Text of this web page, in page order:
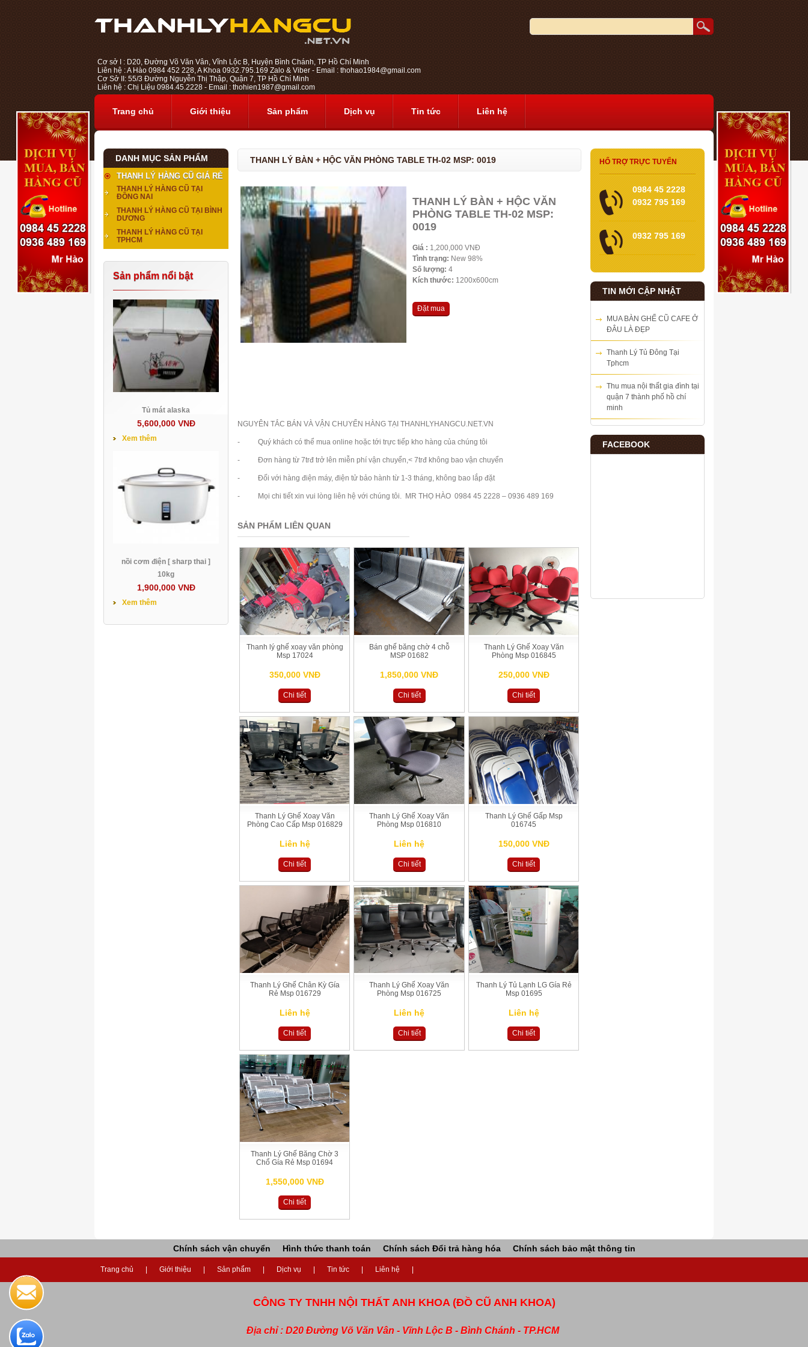
Cơ sở I : D20, Đường Võ Văn Vân, Vĩnh Lộc B, Huyện Bình Chánh, TP Hồ Chí Minh
Liên hệ : A Hào 0984 452 228, A Khoa 0932.795.169 Zalo & Viber - Email : thohao1984@gmail.com
Cơ Sở II: 55/3 Đường Nguyễn Thị Thập, Quận 7, TP Hồ Chí Minh
Liên hệ : Chị Liệu 0984.45.2228 - Email : thohien1987@gmail.com
Trang chủ Giới thiệu Sản phẩm Dịch vụ Tin tức Liên hệ
DANH MỤC SẢN PHẨM
THANH LÝ HÀNG CŨ GIÁ RẺ
THANH LÝ HÀNG CŨ TẠI
ĐỒNG NAI
THANH LÝ HÀNG CŨ TẠI BÌNH
DƯƠNG
THANH LÝ HÀNG CŨ TẠI
TPHCM
Sản phẩm nổi bật
Tủ mát alaska
5,600,000 VNĐ
Xem thêm
nồi cơm điện [ sharp thai ]
10kg
1,900,000 VNĐ
Xem thêm
THANH LÝ BÀN + HỘC VĂN PHÒNG TABLE TH-02 MSP: 0019
THANH LÝ BÀN + HỘC VĂN
PHÒNG TABLE TH-02 MSP:
0019
Giá : 1,200,000 VNĐ
Tình trạng: New 98%
Số lượng: 4
Kích thước: 1200x600cm
Đặt mua
NGUYÊN TẮC BÁN VÀ VẬN CHUYỂN HÀNG TẠI THANHLYHANGCU.NET.VN
- Quý khách có thể mua online hoặc tới trực tiếp kho hàng của chúng tôi
- Đơn hàng từ 7trđ trở lên miễn phí vận chuyển,< 7trđ không bao vận chuyển
- Đối với hàng điện máy, điện tử bảo hành từ 1-3 tháng, không bao lắp đặt
- Mọi chi tiết xin vui lòng liên hệ với chúng tôi. MR THỌ HÀO 0984 45 2228 – 0936 489 169
SẢN PHẨM LIÊN QUAN
Thanh lý ghế xoay văn phòng
Msp 17024
350,000 VNĐ
Chi tiết
Bán ghế băng chờ 4 chỗ
MSP 01682
1,850,000 VNĐ
Chi tiết
Thanh Lý Ghế Xoay Văn
Phòng Msp 016845
250,000 VNĐ
Chi tiết
Thanh Lý Ghế Xoay Văn
Phòng Cao Cấp Msp 016829
Liên hệ
Chi tiết
Thanh Lý Ghế Xoay Văn
Phòng Msp 016810
Liên hệ
Chi tiết
Thanh Lý Ghế Gấp Msp
016745
150,000 VNĐ
Chi tiết
Thanh Lý Ghế Chân Kỳ Gía
Rẻ Msp 016729
Liên hệ
Chi tiết
Thanh Lý Ghế Xoay Văn
Phòng Msp 016725
Liên hệ
Chi tiết
Thanh Lý Tủ Lạnh LG Gía Rẻ
Msp 01695
Liên hệ
Chi tiết
Thanh Lý Ghế Băng Chờ 3
Chổ Gía Rẻ Msp 01694
1,550,000 VNĐ
Chi tiết
HỔ TRỢ TRỰC TUYẾN
0984 45 2228
0932 795 169
0932 795 169
TIN MỚI CẬP NHẬT
MUA BÀN GHẾ CŨ CAFE Ở
ĐÂU LÀ ĐẸP
Thanh Lý Tủ Đông Tại
Tphcm
Thu mua nội thất gia đình tại
quận 7 thành phố hồ chí
minh
FACEBOOK
Chính sách vận chuyển Hình thức thanh toán Chính sách Đổi trả hàng hóa Chính sách bảo mật thông tin
Trang chủ Giới thiệu Sản phẩm Dịch vụ Tin tức Liên hệ
CÔNG TY TNHH NỘI THẤT ANH KHOA (ĐỒ CŨ ANH KHOA)
Địa chỉ : D20 Đường Võ Văn Vân - Vĩnh Lộc B - Bình Chánh - TP.HCM